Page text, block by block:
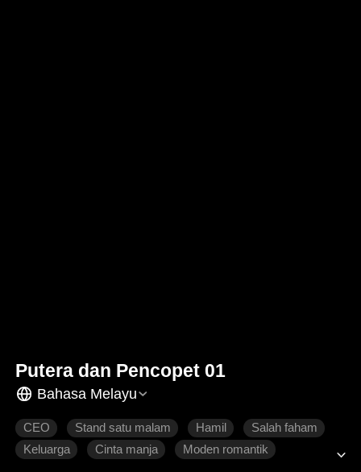
Putera dan Pencopet 01
Bahasa Melayu
CEO Stand satu malam Hamil
Salah faham
Keluarga
Cinta manja Moden romantik